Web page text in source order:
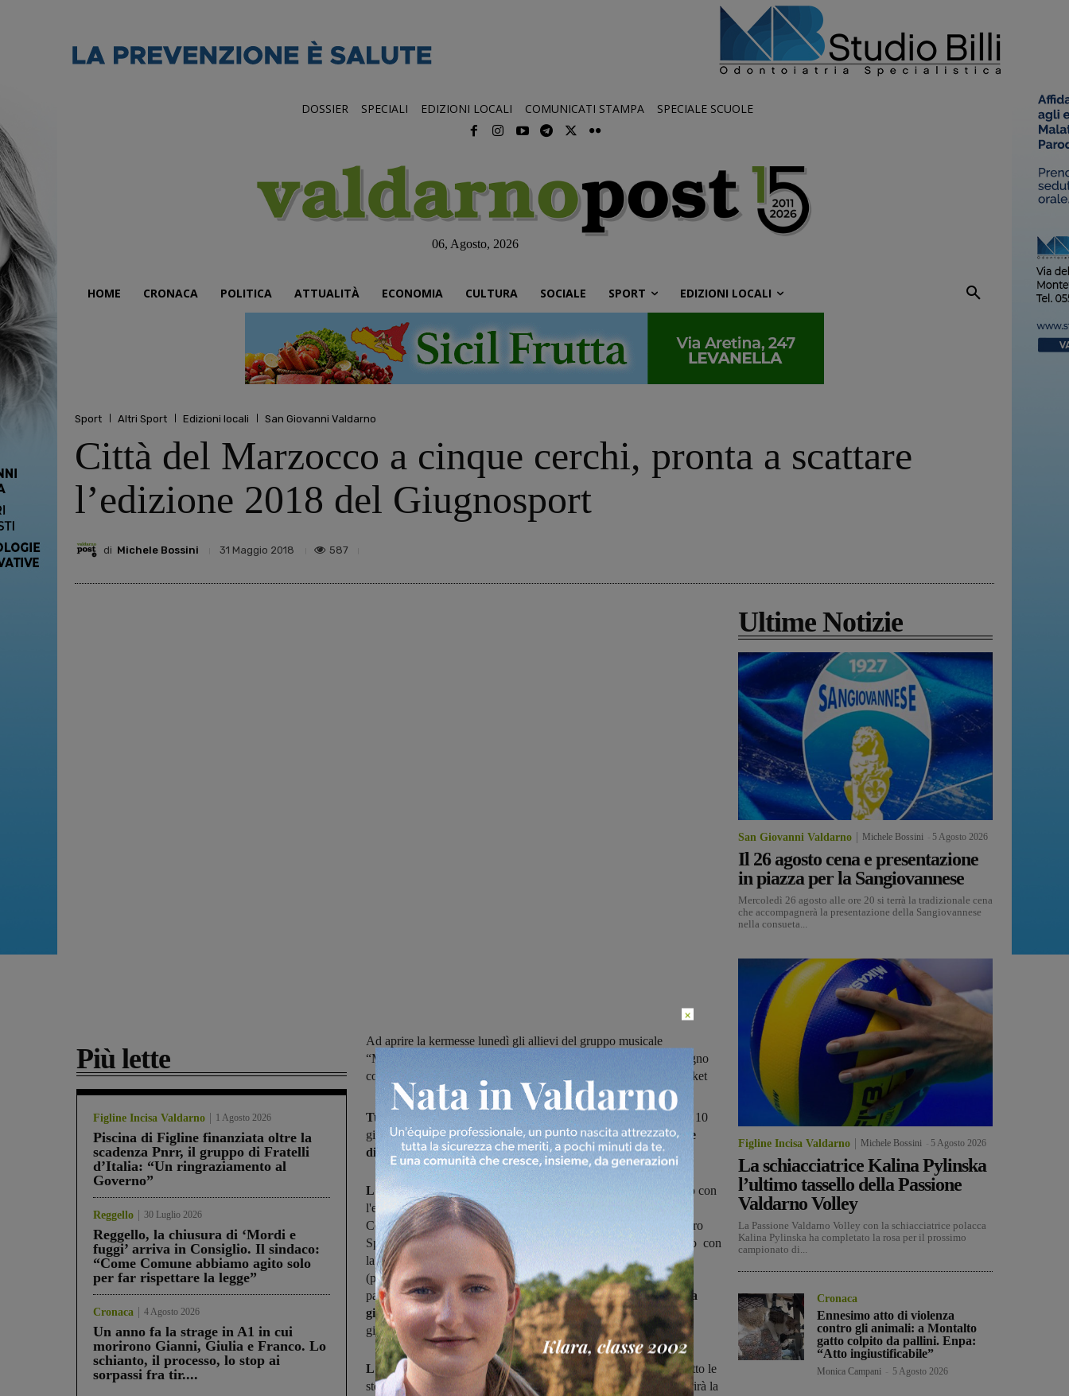
DOSSIER SPECIALI EDIZIONI LOCALI COMUNICATI STAMPA SPECIALE SCUOLE
06, Agosto, 2026
HOME CRONACA POLITICA ATTUALITÀ ECONOMIA CULTURA SOCIALE SPORT EDIZIONI LOCALI
Sport Altri Sport Edizioni locali San Giovanni Valdarno
Città del Marzocco a cinque cerchi, pronta a scattare
l’edizione 2018 del Giugnosport
di Michele Bossini 31 Maggio 2018 587
Più lette
Figline Incisa Valdarno 1 Agosto 2026
Piscina di Figline finanziata oltre la
scadenza Pnrr, il gruppo di Fratelli
d’Italia: “Un ringraziamento al
Governo”
Reggello 30 Luglio 2026
Reggello, la chiusura di ‘Mordi e
fuggi’ arriva in Consiglio. Il sindaco:
“Come Comune abbiamo agito solo
per far rispettare la legge”
Cronaca 4 Agosto 2026
Un anno fa la strage in A1 in cui
morirono Gianni, Giulia e Franco. Lo
schianto, il processo, lo stop ai
sorpassi fra tir....
Ad aprire la kermesse lunedì gli allievi del gruppo musicale
“Masaccio” e una esibizione di karate, chiusura domenica 10 giugno
con la “Giornata dello sportivo” e la festa provinciale del minibasket
Tutto pronto per l'edizione 2018 del Giugnosport
, che dal 4 al 10
giugno trasformerà San Giovanni in una grande arenaper tutte le
discipline sportive.
L'apertura ufficialeè in agenda per le ore 18 di lunedì 4 giugno con
l'esibizione degli allievi del gruppo musicale “Masaccio” e del
Concerto comunale, a seguire spazio agli atleti di karate del Centro
Sportivo Valdarno.Martedì 5 sarà la giornata dedicata al ciclismo con
la seconda edizione del "Trofeo Città di San Giovanni Valdarno"
(partenza e arrivo sotto Palazzo d'Arnolfo) e successivamente alla
pallavolo, con delle 17 il torneo femminile in piazza Masaccio.La
giornata si concluderà con il saggio, dei ragazzi del Veliero e i
giovanissimi della Marzocco Sangiovannese.
L'atletica sarà la protagonista mercoledì 6 con la “Staffetta sotto le
stelle”, mentre giovedì 7 la Società Ginnastica Sangiovannese aprirà la
Ultime Notizie
San Giovanni Valdarno Michele Bossini 5 Agosto 2026
Il 26 agosto cena e presentazione
in piazza per la Sangiovannese
Mercoledì 26 agosto alle ore 20 si terrà la tradizionale cena
che accompagnerà la presentazione della Sangiovannese
nella consueta...
Figline Incisa Valdarno Michele Bossini 5 Agosto 2026
La schiacciatrice Kalina Pylinska
l’ultimo tassello della Passione
Valdarno Volley
La Passione Valdarno Volley con la schiacciatrice polacca
Kalina Pylinska ha completato la rosa per il prossimo
campionato di...
Cronaca
Ennesimo atto di violenza
contro gli animali: a Montalto
gatto colpito da pallini. Enpa:
“Atto ingiustificabile”
Monica Campani 5 Agosto 2026
×